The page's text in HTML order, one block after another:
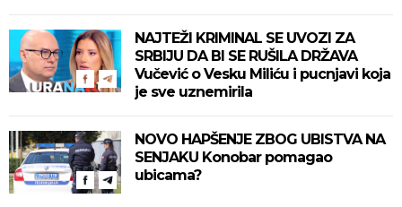
NAJTEŽI KRIMINAL SE UVOZI ZA
SRBIJU DA BI SE RUŠILA DRŽAVA
Vučević o Vesku Miliću i pucnjavi koja
je sve uznemirila
NOVO HAPŠENJE ZBOG UBISTVA NA
SENJAKU Konobar pomagao
ubicama?